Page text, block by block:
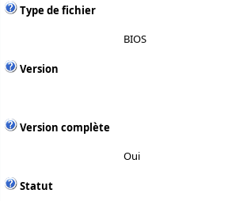
Type de fichier
BIOS
Version
Version complète
Oui
Statut